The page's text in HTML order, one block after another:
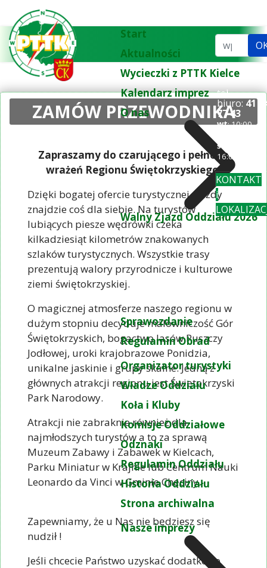
Start
Aktualności
Wycieczki z PTTK Kielce
Kalendarz imprez
O nas
Walny Zjazd Oddziału 2026
Sprawozdanie
Regulamin Obrad
Organizator turystyki
Władze Oddziału
Koła i Kluby
Komisje Oddziałowe
Odznaki
Regulamin Oddziału
Historia Oddziału
Strona archiwalna
Nasze imprezy
Szukaj...
tel.
biuro: 41
77 43
wt: 10:00-
śr-pi
16:00
KONTAKT
i
ZAMÓW PRZEWODNIKA
Zapraszamy do czarującego i pełnego
wrażeń Regionu Świętokrzyskiego!
Dzięki bogatej ofercie turystycznej, każdy
znajdzie coś dla siebie. Na turystów
lubiących piesze wędrówki czeka
kilkadziesiąt kilometrów znakowanych
szlaków turystycznych. Wszystkie trasy
prezentują walory przyrodnicze i kulturowe
ziemi świętokrzyskiej.
O magicznej atmosferze naszego regionu w
dużym stopniu decyduje malowniczość Gór
Świętokrzyskich, bogactwo lasów Puszczy
Jodłowej, uroki krajobrazowe Ponidzia,
unikalne jaskinie i grupy skalne. Jedną z
głównych atrakcji regionu jest Świętokrzyski
Park Narodowy.
Atrakcji nie zabraknie również dla
najmłodszych turystów a to za sprawą
Muzeum Zabawy i Zabawek w Kielcach,
Parku Miniatur w Krajnie lub Centrum Nauki
Leonardo da Vinci w Gminie Chęciny.
Zapewniamy, że u Nas nie będziesz się
nudził !
Jeśli chcecie Państwo uzyskać dodatkowe